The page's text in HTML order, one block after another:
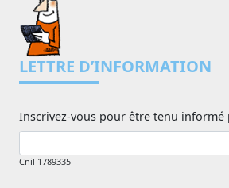
LETTRE D’INFORMATION
Inscrivez-vous pour être tenu informé
Cnil 1789335